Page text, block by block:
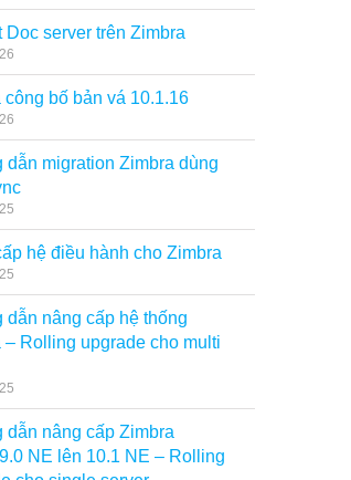
Doc server trên Zimbra
công bố bản vá 10.1.16
dẫn migration Zimbra dùng
hệ điều hành cho Zimbra
dẫn nâng cấp hệ thống
– Rolling upgrade cho multi
dẫn nâng cấp Zimbra
NE lên 10.1 NE – Rolling